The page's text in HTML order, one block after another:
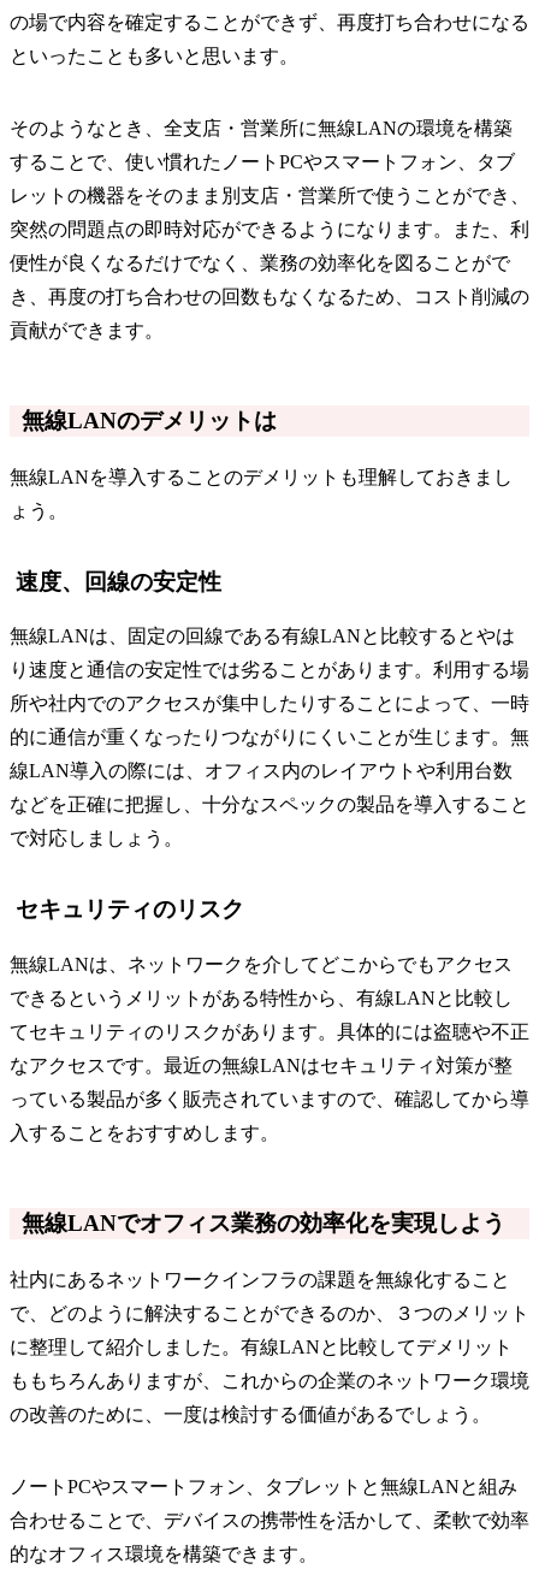
の場で内容を確定することができず、再度打ち合わせになる
といったことも多いと思います。
そのようなとき、全支店・営業所に無線LANの環境を構築
することで、使い慣れたノートPCやスマートフォン、タブ
レットの機器をそのまま別支店・営業所で使うことができ、
突然の問題点の即時対応ができるようになります。また、利
便性が良くなるだけでなく、業務の効率化を図ることがで
き、再度の打ち合わせの回数もなくなるため、コスト削減の
貢献ができます。
無線LANのデメリットは
無線LANを導入することのデメリットも理解しておきまし
ょう。
速度、回線の安定性
無線LANは、固定の回線である有線LANと比較するとやは
り速度と通信の安定性では劣ることがあります。利用する場
所や社内でのアクセスが集中したりすることによって、一時
的に通信が重くなったりつながりにくいことが生じます。無
線LAN導入の際には、オフィス内のレイアウトや利用台数
などを正確に把握し、十分なスペックの製品を導入すること
で対応しましょう。
セキュリティのリスク
無線LANは、ネットワークを介してどこからでもアクセス
できるというメリットがある特性から、有線LANと比較し
てセキュリティのリスクがあります。具体的には盗聴や不正
なアクセスです。最近の無線LANはセキュリティ対策が整
っている製品が多く販売されていますので、確認してから導
入することをおすすめします。
無線LANでオフィス業務の効率化を実現しよう
社内にあるネットワークインフラの課題を無線化すること
で、どのように解決することができるのか、３つのメリット
に整理して紹介しました。有線LANと比較してデメリット
ももちろんありますが、これからの企業のネットワーク環境
の改善のために、一度は検討する価値があるでしょう。
ノートPCやスマートフォン、タブレットと無線LANと組み
合わせることで、デバイスの携帯性を活かして、柔軟で効率
的なオフィス環境を構築できます。